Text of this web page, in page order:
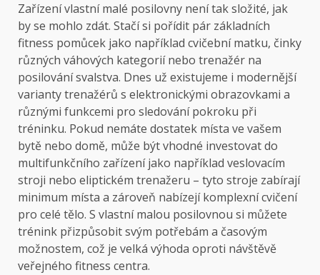
Zařízení vlastní malé posilovny není tak složité, jak
by se mohlo zdát. Stačí si pořídit pár základních
fitness pomůcek jako například cvičební matku, činky
různých váhových kategorií nebo trenažér na
posilování svalstva. Dnes už existujeme i modernější
varianty trenažérů s elektronickými obrazovkami a
různými funkcemi pro sledování pokroku při
tréninku. Pokud nemáte dostatek místa ve vašem
bytě nebo domě, může být vhodné investovat do
multifunkčního zařízení jako například veslovacím
stroji nebo eliptickém trenažeru – tyto stroje zabírají
minimum místa a zároveň nabízejí komplexní cvičení
pro celé tělo. S vlastní malou posilovnou si můžete
trénink přizpůsobit svým potřebám a časovým
možnostem, což je velká výhoda oproti návštěvě
veřejného fitness centra.